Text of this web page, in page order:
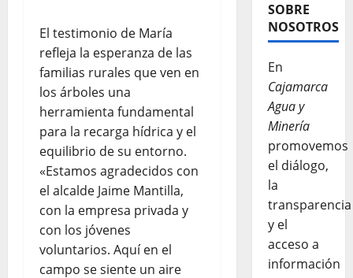
El testimonio de María
refleja la esperanza de las
familias rurales que ven en
los árboles una
herramienta fundamental
para la recarga hídrica y el
equilibrio de su entorno.
«Estamos agradecidos con
el alcalde Jaime Mantilla,
con la empresa privada y
con los jóvenes
voluntarios. Aquí en el
campo se siente un aire
SOBRE
NOSOTROS
En
Cajamarca
Agua y
Minería
promovemos
el diálogo,
la
transparencia
y el
acceso a
información